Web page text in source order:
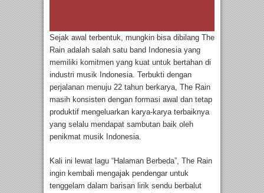
Sejak awal terbentuk, mungkin bisa dibilang The
Rain adalah salah satu band Indonesia yang
memiliki komitmen yang kuat untuk bertahan di
industri musik Indonesia. Terbukti dengan
perjalanan menuju 22 tahun berkarya, The Rain
masih konsisten dengan formasi awal dan tetap
produktif mengeluarkan karya-karya terbaiknya
yang selalu mendapat sambutan baik oleh
penikmat musik Indonesia.
Kali ini lewat lagu “Halaman Berbeda”, The Rain
ingin kembali mengajak pendengar untuk
tenggelam dalam barisan lirik sendu berbalut